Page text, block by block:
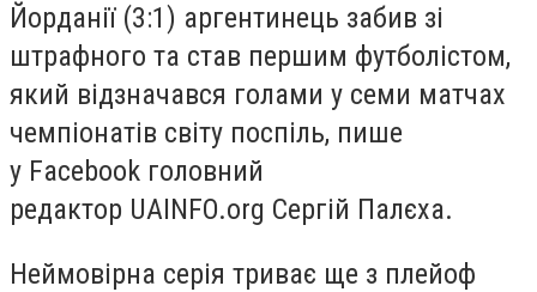
Йорданії (3:1) аргентинець забив зі
штрафного та став першим футболістом,
який відзначався голами у семи матчах
чемпіонатів світу поспіль, пише
у Facebook головний
редактор UAINFO.org Сергій Палєха.
Неймовірна серія триває ще з плейоф